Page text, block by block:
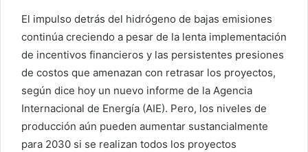
El impulso detrás del hidrógeno de bajas emisiones
continúa creciendo a pesar de la lenta implementación
de incentivos financieros y las persistentes presiones
de costos que amenazan con retrasar los proyectos,
según dice hoy un nuevo informe de la Agencia
Internacional de Energía (AIE). Pero, los niveles de
producción aún pueden aumentar sustancialmente
para 2030 si se realizan todos los proyectos